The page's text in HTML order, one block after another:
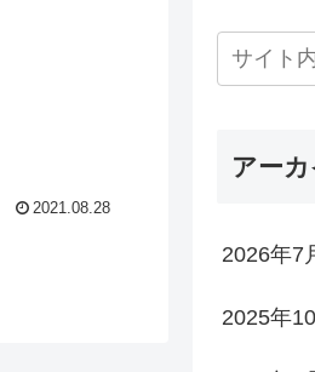
2021.08.28
アー
2026年7
2025年